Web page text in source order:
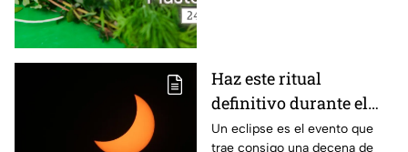
Haz este ritual
definitivo durante el
eclipse de agosto para
Un eclipse es el evento que
trae consigo una decena de